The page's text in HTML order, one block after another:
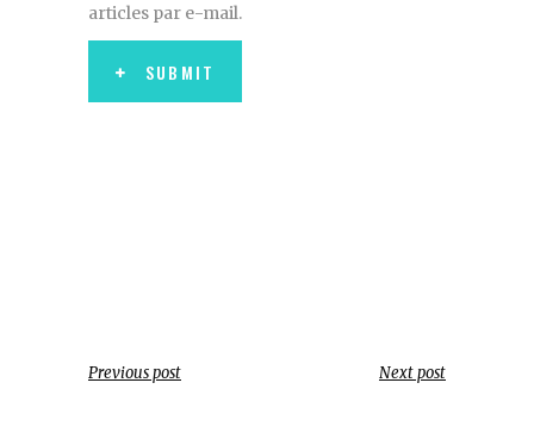
articles par e-mail.
SUBMIT
Previous post Next post